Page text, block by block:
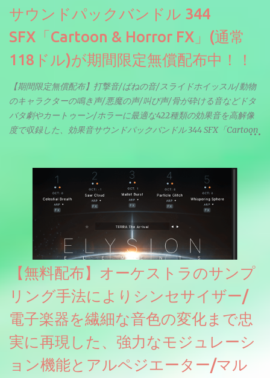
サウンドパックバンドル 344
SFX「Cartoon & Horror FX」(通常
118ドル)が期間限定無償配布中！！
【期間限定無償配布】打撃音/ばねの音/スライドホイッスル/動物
のキャラクターの鳴き声/悪魔の声/叫び声/骨が砕ける音などドタ
バタ劇やカートゥーン/ホラーに最適な422種類の効果音を高解像
度で収録した、効果音サウンドパックバンドル 344 SFX「Cartoon
【無料配布】オーケストラのサンプ
リング手法によりシンセサイザー/
電子楽器を繊細な音色の変化まで忠
実に再現した、強力なモジュレーシ
ョン機能とアルペジエーター/マル